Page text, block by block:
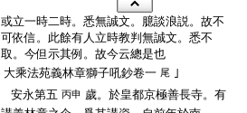
或立一時二時。悉無誠文。臆談浪説。故不
可依信。此餘有人立時教判無誠文。悉不
取。今但示其例。故今云總是也
大乘法苑義林章獅子吼鈔卷一 尾
｣
安永第五 丙申 歲。於皇都京極善長寺。有